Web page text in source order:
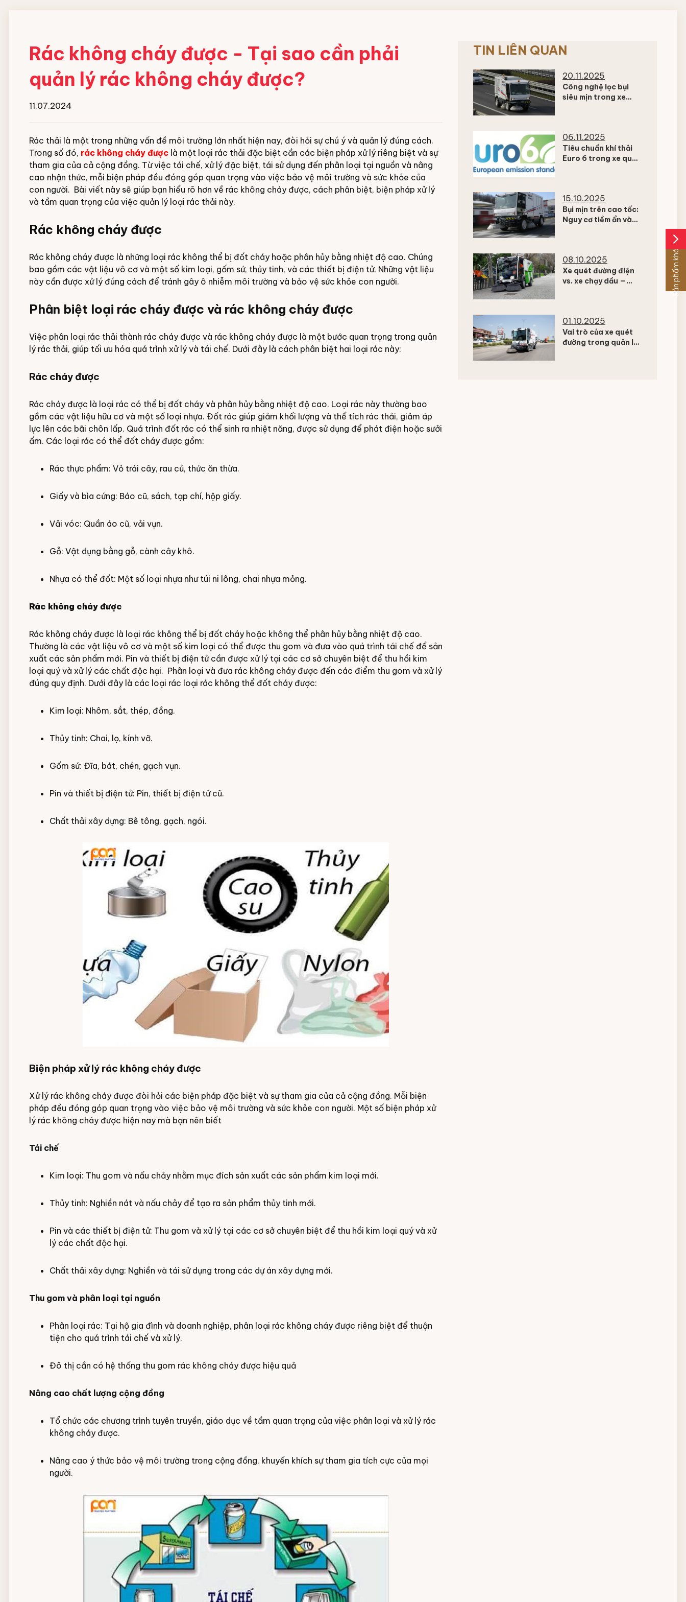
Rác không cháy được - Tại sao cần phải
quản lý rác không cháy được?
11.07.2024
Rác thải là một trong những vấn đề môi trường lớn nhất hiện nay, đòi hỏi sự chú ý và quản lý đúng cách.
Trong số đó, rác không cháy được là một loại rác thải đặc biệt cần các biện pháp xử lý riêng biệt và sự
tham gia của cả cộng đồng. Từ việc tái chế, xử lý đặc biệt, tái sử dụng đến phân loại tại nguồn và nâng
cao nhận thức, mỗi biện pháp đều đóng góp quan trọng vào việc bảo vệ môi trường và sức khỏe của
con người. Bài viết này sẽ giúp bạn hiểu rõ hơn về rác không cháy được, cách phân biệt, biện pháp xử lý
và tầm quan trọng của việc quản lý loại rác thải này.
Rác không cháy được
Rác không cháy được là những loại rác không thể bị đốt cháy hoặc phân hủy bằng nhiệt độ cao. Chúng
bao gồm các vật liệu vô cơ và một số kim loại, gốm sứ, thủy tinh, và các thiết bị điện tử. Những vật liệu
này cần được xử lý đúng cách để tránh gây ô nhiễm môi trường và bảo vệ sức khỏe con người.
Phân biệt loại rác cháy được và rác không cháy được
Việc phân loại rác thải thành rác cháy được và rác không cháy được là một bước quan trọng trong quản
lý rác thải, giúp tối ưu hóa quá trình xử lý và tái chế. Dưới đây là cách phân biệt hai loại rác này:
Rác cháy được
Rác cháy được là loại rác có thể bị đốt cháy và phân hủy bằng nhiệt độ cao. Loại rác này thường bao
gồm các vật liệu hữu cơ và một số loại nhựa. Đốt rác giúp giảm khối lượng và thể tích rác thải, giảm áp
lực lên các bãi chôn lấp. Quá trình đốt rác có thể sinh ra nhiệt năng, được sử dụng để phát điện hoặc sưởi
ấm. Các loại rác có thể đốt cháy được gồm:
Rác thực phẩm: Vỏ trái cây, rau củ, thức ăn thừa.
Giấy và bìa cứng: Báo cũ, sách, tạp chí, hộp giấy.
Vải vóc: Quần áo cũ, vải vụn.
Gỗ: Vật dụng bằng gỗ, cành cây khô.
Nhựa có thể đốt: Một số loại nhựa như túi ni lông, chai nhựa mỏng.
Rác không cháy được
Rác không cháy được là loại rác không thể bị đốt cháy hoặc không thể phân hủy bằng nhiệt độ cao.
Thường là các vật liệu vô cơ và một số kim loại có thể được thu gom và đưa vào quá trình tái chế để sản
xuất các sản phẩm mới. Pin và thiết bị điện tử cần được xử lý tại các cơ sở chuyên biệt để thu hồi kim
loại quý và xử lý các chất độc hại. Phân loại và đưa rác không cháy được đến các điểm thu gom và xử lý
đúng quy định. Dưới đây là các loại rác loại rác không thể đốt cháy được:
Kim loại: Nhôm, sắt, thép, đồng.
Thủy tinh: Chai, lọ, kính vỡ.
Gốm sứ: Đĩa, bát, chén, gạch vụn.
Pin và thiết bị điện tử: Pin, thiết bị điện tử cũ.
Chất thải xây dựng: Bê tông, gạch, ngói.
Biện pháp xử lý rác không cháy được
Xử lý rác không cháy được đòi hỏi các biện pháp đặc biệt và sự tham gia của cả cộng đồng. Mỗi biện
pháp đều đóng góp quan trọng vào việc bảo vệ môi trường và sức khỏe con người. Một số biện pháp xử
lý rác không cháy được hiện nay mà bạn nên biết
Tái chế
Kim loại: Thu gom và nấu chảy nhằm mục đích sản xuất các sản phẩm kim loại mới.
Thủy tinh: Nghiền nát và nấu chảy để tạo ra sản phẩm thủy tinh mới.
Pin và các thiết bị điện tử: Thu gom và xử lý tại các cơ sở chuyên biệt để thu hồi kim loại quý và xử
lý các chất độc hại.
Chất thải xây dựng: Nghiền và tái sử dụng trong các dự án xây dựng mới.
Thu gom và phân loại tại nguồn
Phân loại rác: Tại hộ gia đình và doanh nghiệp, phân loại rác không cháy được riêng biệt để thuận
tiện cho quá trình tái chế và xử lý.
Đô thị cần có hệ thống thu gom rác không cháy được hiệu quả
Nâng cao chất lượng cộng đồng
Tổ chức các chương trình tuyên truyền, giáo dục về tầm quan trọng của việc phân loại và xử lý rác
không cháy được.
Nâng cao ý thức bảo vệ môi trường trong cộng đồng, khuyến khích sự tham gia tích cực của mọi
người.
TIN LIÊN QUAN
20.11.2025
Công nghệ lọc bụi
siêu mịn trong xe
thị
06.11.2025
Tiêu chuẩn khí thải
Euro 6 trong xe quét
15.10.2025
Bụi mịn trên cao tốc:
Nguy cơ tiềm ẩn và
08.10.2025
Xe quét đường điện
vs. xe chạy dầu —
01.10.2025
Vai trò của xe quét
đường trong quản lý
arrow_forward_ios
Sản phẩm khác